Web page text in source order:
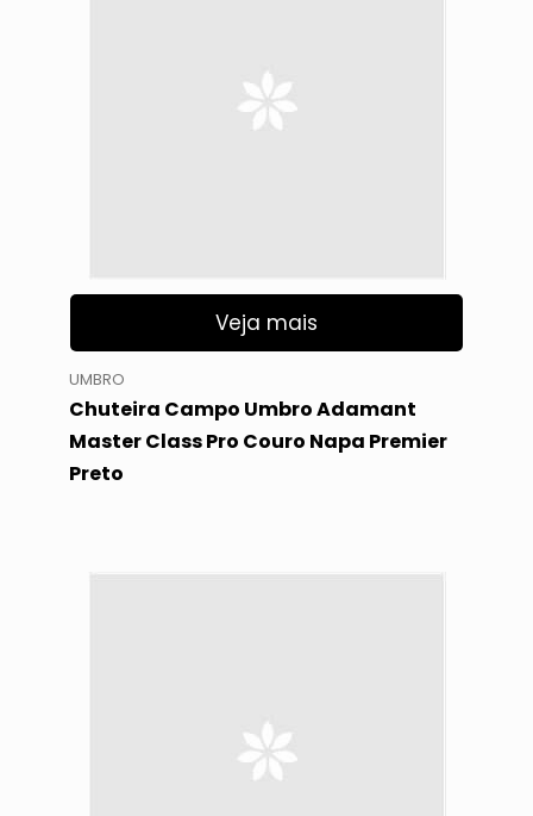
Veja mais
UMBRO
Chuteira Campo Umbro Adamant
Master Class Pro Couro Napa Premier
Preto